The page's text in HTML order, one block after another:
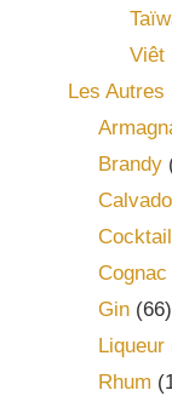
Viêt
Les
Brandy
Cognac
Gin (66)
Liqueur
Rhum